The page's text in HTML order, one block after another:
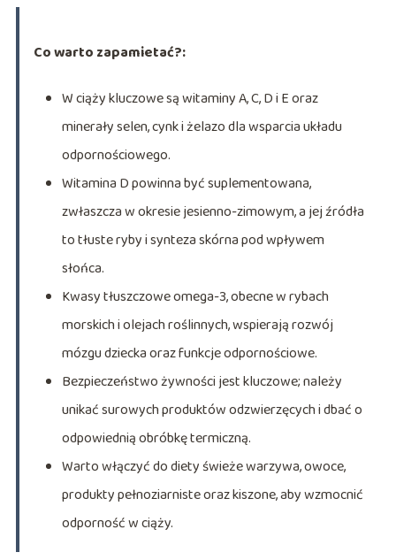
Co warto zapamietać?:
W ciąży kluczowe są witaminy A, C, D i E oraz
minerały selen, cynk i żelazo dla wsparcia układu
odpornościowego.
Witamina D powinna być suplementowana,
zwłaszcza w okresie jesienno-zimowym, a jej źródła
to tłuste ryby i synteza skórna pod wpływem
słońca.
Kwasy tłuszczowe omega-3, obecne w rybach
morskich i olejach roślinnych, wspierają rozwój
mózgu dziecka oraz funkcje odpornościowe.
Bezpieczeństwo żywności jest kluczowe; należy
unikać surowych produktów odzwierzęcych i dbać o
odpowiednią obróbkę termiczną.
Warto włączyć do diety świeże warzywa, owoce,
produkty pełnoziarniste oraz kiszone, aby wzmocnić
odporność w ciąży.